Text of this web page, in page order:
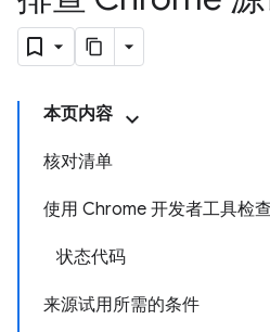
本页内容
核对清单
使用 Chrome 开发者工具检
状态代码
来源试用所需的条件